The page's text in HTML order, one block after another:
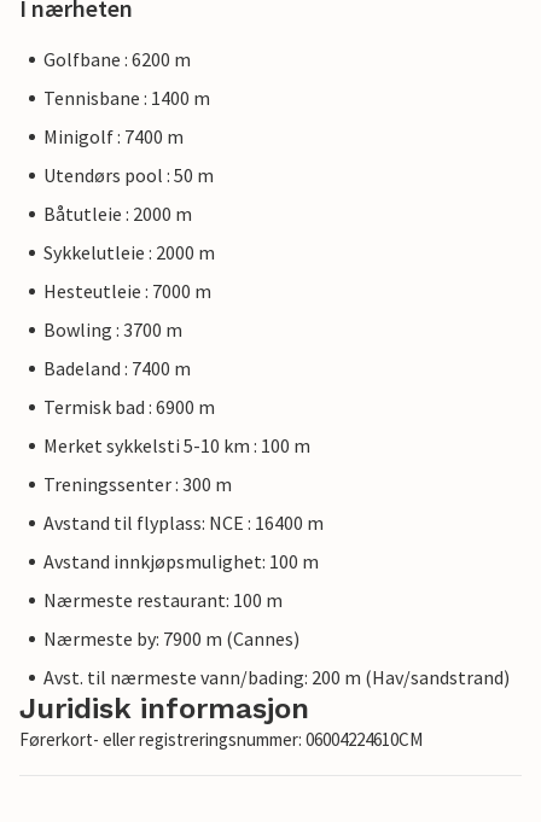
I nærheten
Golfbane : 6200 m
Tennisbane : 1400 m
Minigolf : 7400 m
Utendørs pool : 50 m
Båtutleie : 2000 m
Sykkelutleie : 2000 m
Hesteutleie : 7000 m
Bowling : 3700 m
Badeland : 7400 m
Termisk bad : 6900 m
Merket sykkelsti 5-10 km : 100 m
Treningssenter : 300 m
Avstand til flyplass: NCE : 16400 m
Avstand innkjøpsmulighet: 100 m
Nærmeste restaurant: 100 m
Nærmeste by: 7900 m (Cannes)
Avst. til nærmeste vann/bading: 200 m (Hav/sandstrand)
Juridisk informasjon
Førerkort- eller registreringsnummer: 06004224610CM